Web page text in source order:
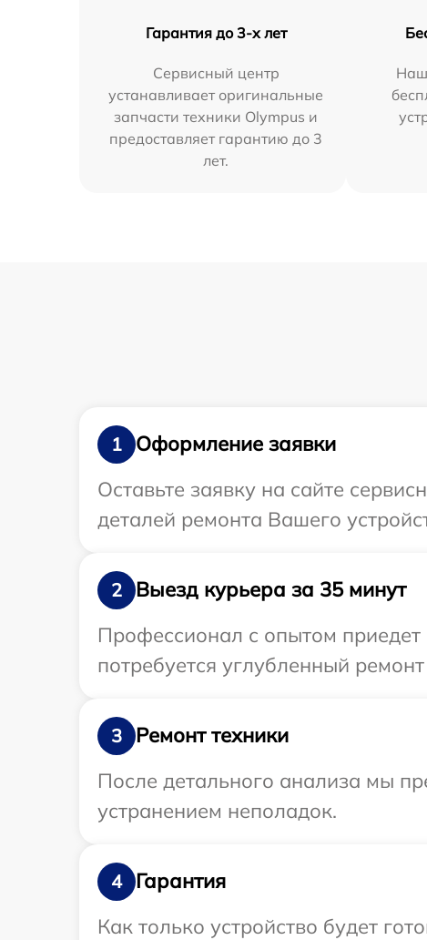
Гарантия до 3-х лет
Сервисный центр
устанавливает оригинальные
запчасти техники Olympus и
предоставляет гарантию до 3
лет.
Наш
1
Оформление заявки
Оставьте заявку на сайте
деталей ремонта Вашего
2
Выезд курьера за 35 минут
Профессионал с опытом приедет
потребуется углубленный
3
Ремонт техники
После детального анализа мы
устранением неполадок.
4
Гарантия
Как только устройство будет